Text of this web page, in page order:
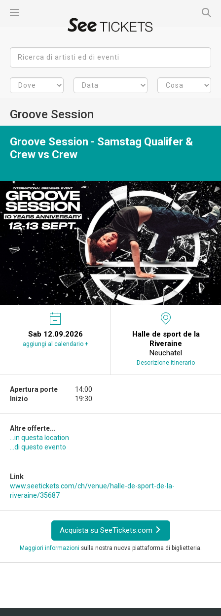
Groove Session
Groove Session - Samstag Qualifer &
Crew vs Crew
Sab 12.09.2026
aggiungi al calendario +
Halle de sport de la
Riveraine
Neuchatel
Descrizione itinerario
Apertura porte
Inizio
14:00
19:30
Altre offerte...
...in questa location
...di questo evento
Link
www.seetickets.com/ch/venue/halle-de-sport-de-la-
riveraine/35687
Acquista su SeeTickets.com
Maggiori informazioni sulla nostra nuova piattaforma di biglietteria.